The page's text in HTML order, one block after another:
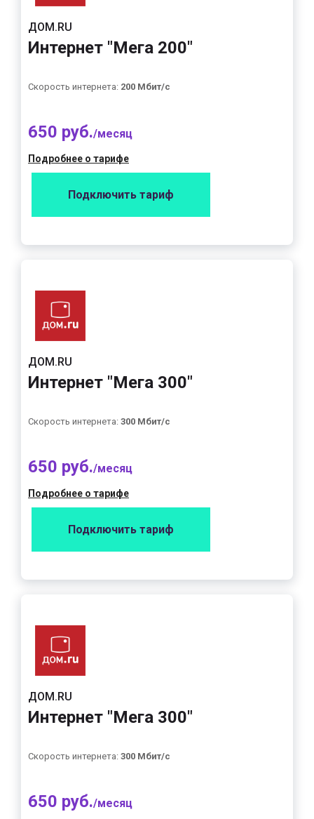
ДОМ.RU
Интернет "Мега 200"
Скорость интернета: 200 Мбит/с
650 руб./месяц
Подробнее о тарифе
Подключить тариф
ДОМ.RU
Интернет "Мега 300"
Скорость интернета: 300 Мбит/с
650 руб./месяц
Подробнее о тарифе
Подключить тариф
ДОМ.RU
Интернет "Мега 300"
Скорость интернета: 300 Мбит/с
650 руб./месяц